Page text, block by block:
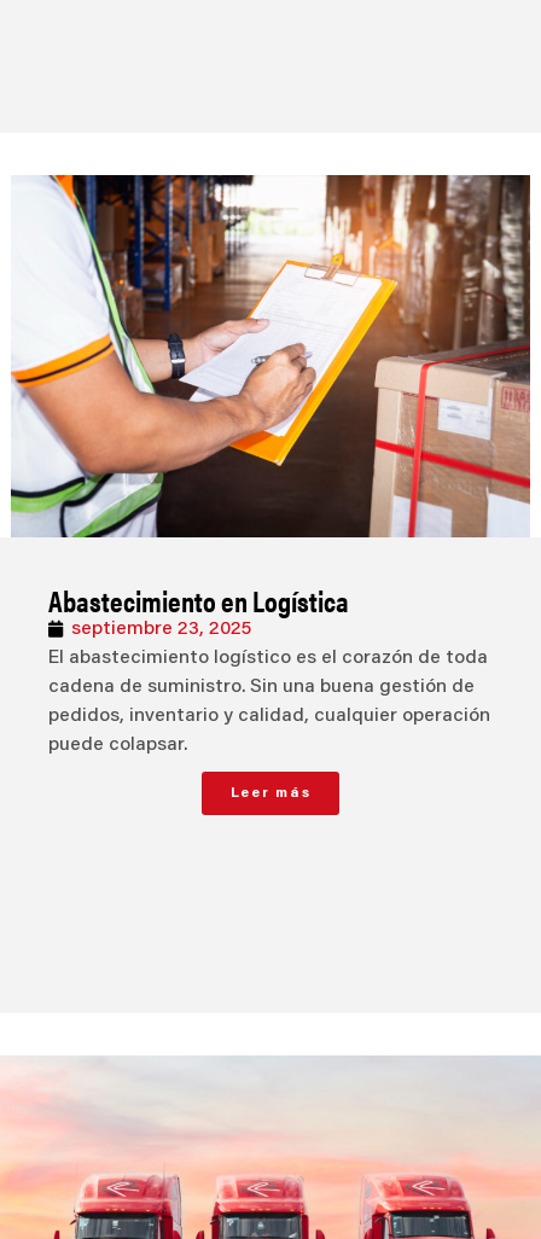
Abastecimiento en Logística
septiembre 23, 2025
El abastecimiento logístico es el corazón de toda
cadena de suministro. Sin una buena gestión de
pedidos, inventario y calidad, cualquier operación
puede colapsar.
Leer más